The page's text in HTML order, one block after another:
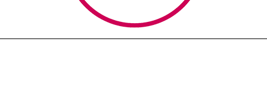
ZAZYJKULTURY